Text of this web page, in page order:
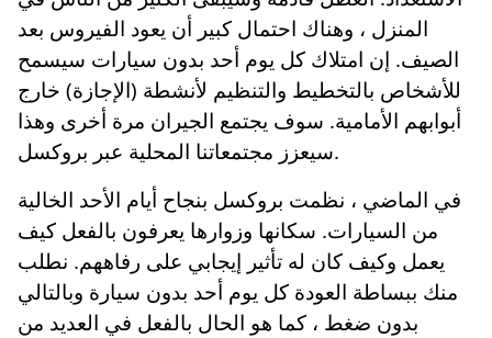
المنزل ، وهناك احتمال كبير أن يعود الفيروس بعد
الصيف. إن امتلاك كل يوم أحد بدون سيارات سيسمح
للأشخاص بالتخطيط والتنظيم لأنشطة (الإجازة) خارج
أبوابهم الأمامية. سوف يجتمع الجيران مرة أخرى وهذا
سيعزز مجتمعاتنا المحلية عبر بروكسل.
في الماضي ، نظمت بروكسل بنجاح أيام الأحد الخالية
من السيارات. سكانها وزوارها يعرفون بالفعل كيف
يعمل وكيف كان له تأثير إيجابي على رفاههم. نطلب
منك ببساطة العودة كل يوم أحد بدون سيارة وبالتالي
بدون ضغط ، كما هو الحال بالفعل في العديد من